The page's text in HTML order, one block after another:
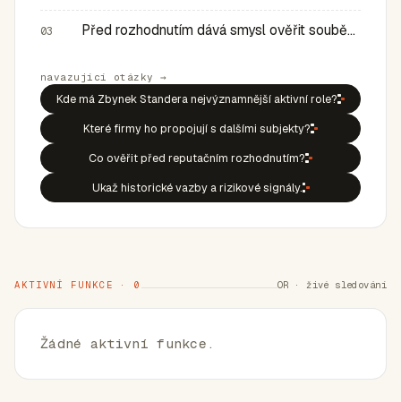
03 Před rozhodnutím dává smysl ověřit souběh rolí, historic…
navazující otázky →
Kde má Zbynek Standera nejvýznamnější aktivní role?
Které firmy ho propojují s dalšími subjekty?
Co ověřit před reputačním rozhodnutím?
Ukaž historické vazby a rizikové signály.
AKTIVNÍ FUNKCE · 0 OR · živé sledování
Žádné aktivní funkce.